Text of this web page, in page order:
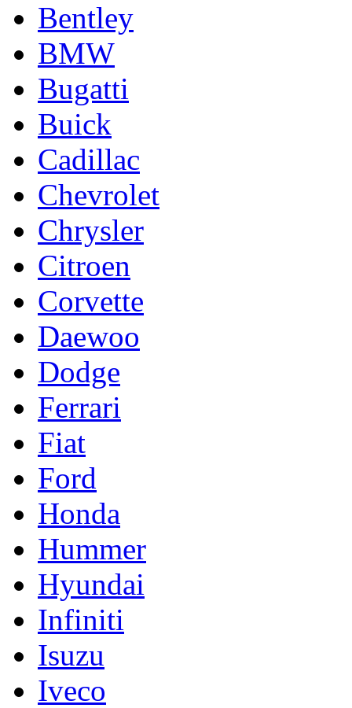
Bentley
BMW
Bugatti
Buick
Cadillac
Chevrolet
Chrysler
Citroen
Corvette
Daewoo
Dodge
Ferrari
Fiat
Ford
Honda
Hummer
Hyundai
Infiniti
Isuzu
Iveco